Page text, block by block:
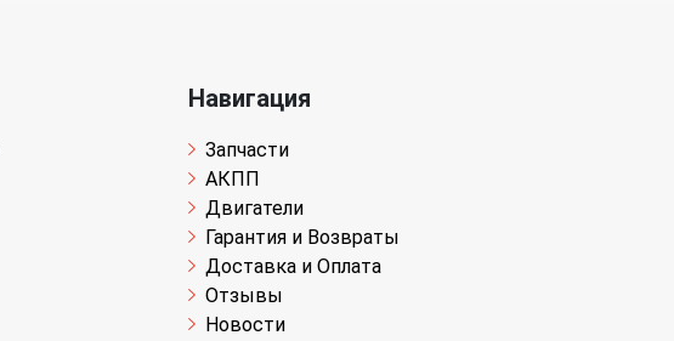
Навигация
Запчасти
АКПП
Двигатели
Гарантия и Возвраты
Доставка и Оплата
Отзывы
Новости